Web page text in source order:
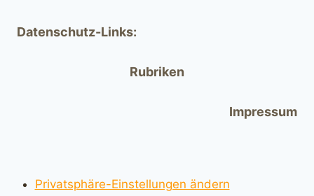
Datenschutz-Links:
Rubriken
Impressum
Privatsphäre-Einstellungen ändern